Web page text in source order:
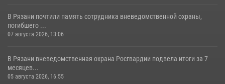
В Рязани почтили память сотрудника вневедомственной охраны,
погибшего ...
07 августа 2026, 13:06
В Рязани вневедомственная охрана Росгвардии подвела итоги за 7
месяцев...
05 августа 2026, 16:55